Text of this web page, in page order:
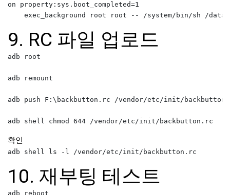
on property:sys.boot_completed=1
9. RC 파일 업로드
adb root
adb remount
adb push F:\backbutton.rc /vendor/etc/init/
확인
10. 재부팅 테스트